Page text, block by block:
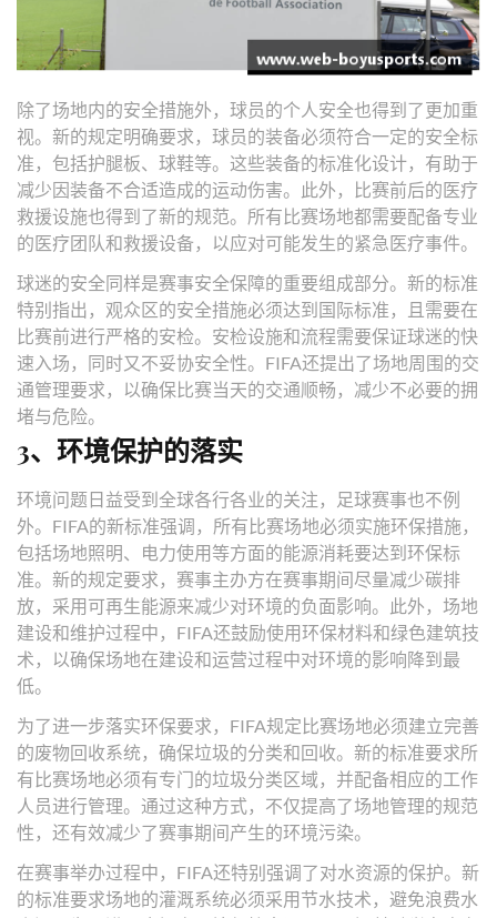
除了场地内的安全措施外，球员的个人安全也得到了更加重
视。新的规定明确要求，球员的装备必须符合一定的安全标
准，包括护腿板、球鞋等。这些装备的标准化设计，有助于
减少因装备不合适造成的运动伤害。此外，比赛前后的医疗
救援设施也得到了新的规范。所有比赛场地都需要配备专业
的医疗团队和救援设备，以应对可能发生的紧急医疗事件。
球迷的安全同样是赛事安全保障的重要组成部分。新的标准
特别指出，观众区的安全措施必须达到国际标准，且需要在
比赛前进行严格的安检。安检设施和流程需要保证球迷的快
速入场，同时又不妥协安全性。FIFA还提出了场地周围的交
通管理要求，以确保比赛当天的交通顺畅，减少不必要的拥
堵与危险。
3、环境保护的落实
环境问题日益受到全球各行各业的关注，足球赛事也不例
外。FIFA的新标准强调，所有比赛场地必须实施环保措施，
包括场地照明、电力使用等方面的能源消耗要达到环保标
准。新的规定要求，赛事主办方在赛事期间尽量减少碳排
放，采用可再生能源来减少对环境的负面影响。此外，场地
建设和维护过程中，FIFA还鼓励使用环保材料和绿色建筑技
术，以确保场地在建设和运营过程中对环境的影响降到最
低。
为了进一步落实环保要求，FIFA规定比赛场地必须建立完善
的废物回收系统，确保垃圾的分类和回收。新的标准要求所
有比赛场地必须有专门的垃圾分类区域，并配备相应的工作
人员进行管理。通过这种方式，不仅提高了场地管理的规范
性，还有效减少了赛事期间产生的环境污染。
在赛事举办过程中，FIFA还特别强调了对水资源的保护。新
的标准要求场地的灌溉系统必须采用节水技术，避免浪费水